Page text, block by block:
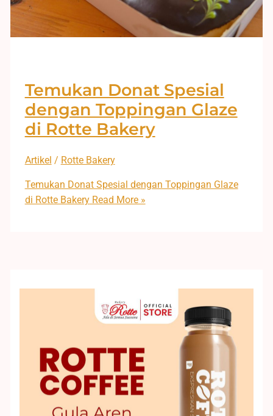
Temukan Donat Spesial
dengan Toppingan Glaze
di Rotte Bakery
Artikel / Rotte Bakery
Temukan Donat Spesial dengan Toppingan Glaze
di Rotte BakeryRead More »